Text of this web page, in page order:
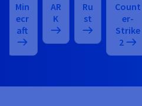
Min
ecr
aft
AR
K
Ru
st
Count
er-
Strike
2